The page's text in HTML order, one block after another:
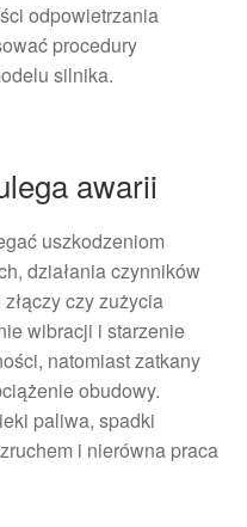
odpowietrzania
procedury
silnika.
awarii
uszkodzeniom
działania czynników
czy zużycia
wibracji i starzenie
natomiast zatkany
obudowy.
paliwa, spadki
i nierówna praca